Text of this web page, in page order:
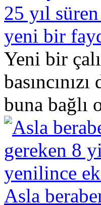
25 yıl
yeni bir
Yeni bir
buna bağlı
Asla